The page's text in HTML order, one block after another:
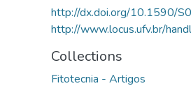
http://dx.doi.org/10.1590/
http://www.locus.ufv.br/
Collections
Fitotecnia - Artigos